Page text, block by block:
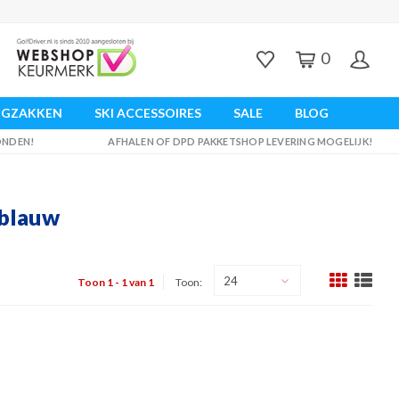
0
SKI ACCESSOIRES SALE BLOG
AFHALEN OF DPD PAKKETSHOP LEVERING MOGELIJK!
Toon 1 - 1 van 1 Toon: 24